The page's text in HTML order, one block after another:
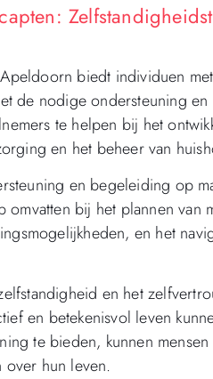
biedt individuen
de nodige ondersteuning
te helpen bij het
en het beheer van
en begeleiding op
bij het plannen van
en het
en het
en betekenisvol leven
te bieden, kunnen
over hun leven.